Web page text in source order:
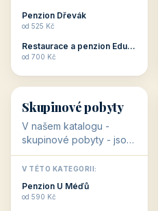
Romantické ...
Penzion Dřevák
od 525 Kč
Restaurace a penzion Eduard
od 700 Kč
👥
👥
32 objektů
Skupinové pobyty
V našem katalogu -
skupinové pobyty - jsou
pro Vás připraveny
objekty, které nabízí
ubytování skupin v
penzionech, hotelích a
V TÉTO KATEGORII:
Penzion U Méďů
od 590 Kč